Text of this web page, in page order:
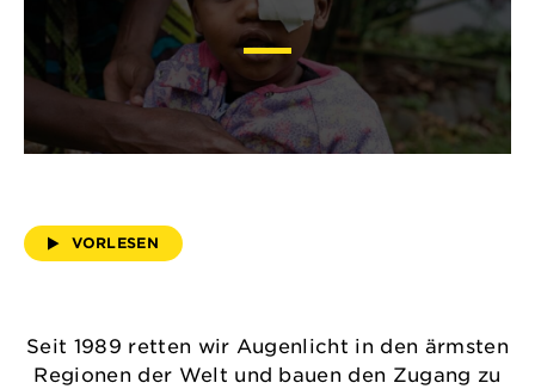
VORLESEN
Seit 1989 retten wir Augenlicht in den ärmsten
Regionen der Welt und bauen den Zugang zu